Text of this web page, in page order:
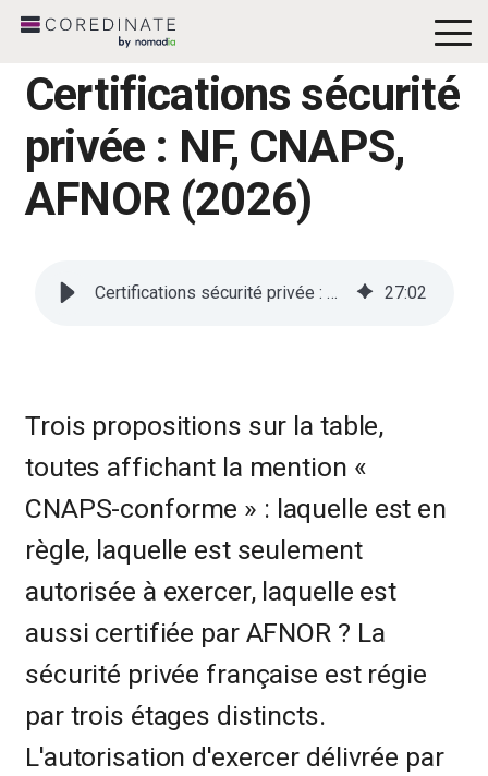
Certifications sécurité
privée : NF, CNAPS,
AFNOR (2026)
Certifications sécurité privée : NF, CNAPS, AFNOR (2026) 27:02
Trois propositions sur la table,
toutes affichant la mention «
CNAPS-conforme » : laquelle est en
règle, laquelle est seulement
autorisée à exercer, laquelle est
aussi certifiée par AFNOR ? La
sécurité privée française est régie
par trois étages distincts.
L'autorisation d'exercer délivrée par